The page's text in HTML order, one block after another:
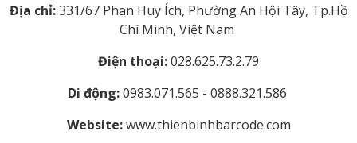
Địa chỉ:331/67 Phan Huy Ích, Phường An Hội Tây, Tp.Hồ
Chí Minh, Việt Nam
Điện thoại:028.625.73.2.79
Di động:0983.071.565 - 0888.321.586
Website:www.thienbinhbarcode.com